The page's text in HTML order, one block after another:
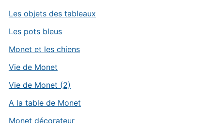
Les objets des tableaux
Les pots bleus
Monet et les chiens
Vie de Monet
Vie de Monet (2)
A la table de Monet
Monet décorateur